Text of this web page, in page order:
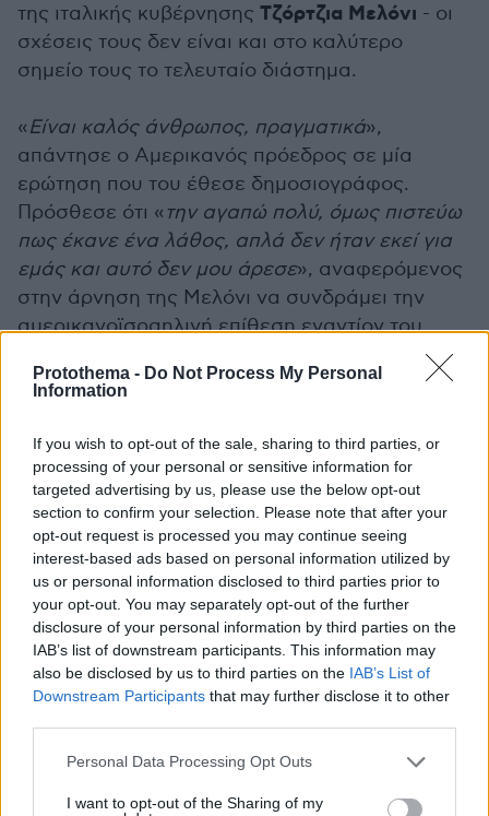
Protothema - Do Not Process My Personal
Information
If you wish to opt-out of the sale, sharing to third parties, or
processing of your personal or sensitive information for
targeted advertising by us, please use the below opt-out
section to confirm your selection. Please note that after your
opt-out request is processed you may continue seeing
interest-based ads based on personal information utilized by
us or personal information disclosed to third parties prior to
your opt-out. You may separately opt-out of the further
disclosure of your personal information by third parties on the
IAB’s list of downstream participants. This information may
also be disclosed by us to third parties on the IAB’s List of
Downstream Participants that may further disclose it to other
Please note that this website/app uses one or more Google
not limited to your visit or usage behaviour. You may click to
Personal Data Processing Opt Outs
I want to opt-out of the Sharing of my
της ιταλικής κυβέρνησης Τζόρτζια Μελόνι - οι
σχέσεις τους δεν είναι και στο καλύτερο
σημείο τους το τελευταίο διάστημα.
«Είναι καλός άνθρωπος, πραγματικά»,
απάντησε ο Αμερικανός πρόεδρος σε μία
ερώτηση που του έθεσε δημοσιογράφος.
Πρόσθεσε ότι « την αγαπώ πολύ, όμως πιστεύω
πως έκανε ένα λάθος, απλά δεν ήταν εκεί για
εμάς και αυτό δεν μου άρεσε», αναφερόμενος
στην άρνηση της Μελόνι να συνδράμει την
αμερικανοϊσραηλινή επίθεση εναντίον του
το F-35 δεν αποτελεί νέο ζήτημα για εμάς· το
έχουμε συζητήσει με τις ΗΠΑ στο παρελθόν και
μας δόθηκε η υπόσχεση για 5 αεροσκάφη. Ο κ.
Τραμπ μας έδωσε επίσης τον λόγο του, και
γνωρίζω ότι στις συζητήσεις αυτής της
συνόδου κορυφής εξετάζουμε θετικά την
υπόσχεση που λάβαμε από αυτούς σχετικά με
το F-35. Ο κ. Τραμπ τηρεί πάντα τον λόγο του σε
αυτό το θέμα. Πιστεύω ότι θα προκύψει μια
θετική απόφαση σχετικά με το F-35».
Η Άγκυρα είχε μια αρκετά μεγάλη λίστα με